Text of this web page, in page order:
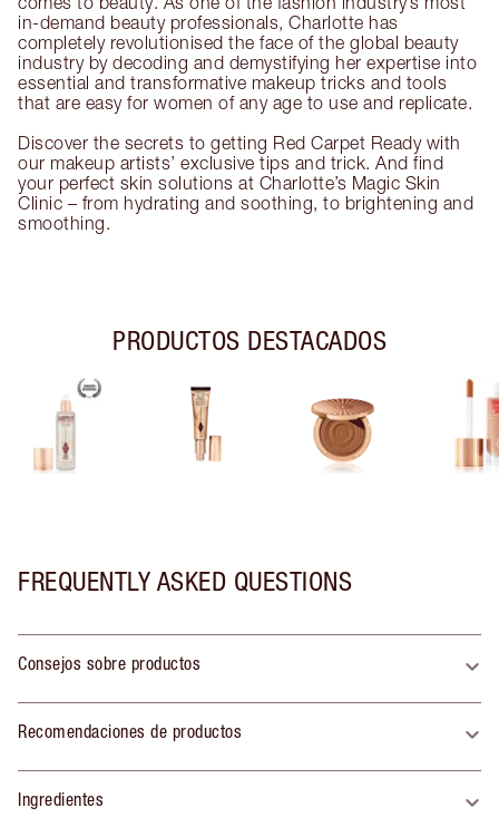
in-demand beauty professionals, Charlotte has
completely revolutionised the face of the global beauty
industry by decoding and demystifying her expertise into
essential and transformative makeup tricks and tools
that are easy for women of any age to use and replicate.
Discover the secrets to getting Red Carpet Ready with
our makeup artists’ exclusive tips and trick. And find
your perfect skin solutions at Charlotte’s Magic Skin
Clinic – from hydrating and soothing, to brightening and
smoothing.
PRODUCTOS DESTACADOS
FREQUENTLY ASKED QUESTIONS
Consejos sobre productos
Recomendaciones de productos
Ingredientes